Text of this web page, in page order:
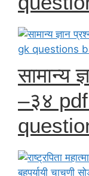
सामान्य
–३४